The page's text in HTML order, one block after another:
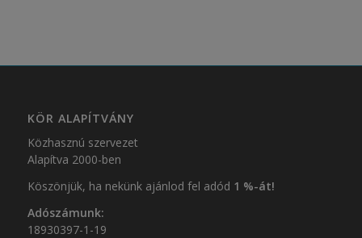
KÖR ALAPÍTVÁNY
Közhasznú szervezet
Alapítva 2000-ben
Köszönjük, ha nekünk ajánlod fel adód 1 %-át!
Adószámunk:
18930397-1-19